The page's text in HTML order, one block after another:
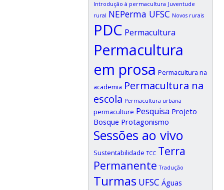
Introdução à permacultura Juventude
rural NEPerma UFSC Novos rurais
PDC Permacultura
Permacultura
em prosa Permacultura na
academia Permacultura na
escola Permacultura urbana
permaculture Pesquisa Projeto
Bosque Protagonismo
Sessões ao vivo
Sustentabilidade TCC Terra
Permanente Tradução
Turmas UFSC Águas